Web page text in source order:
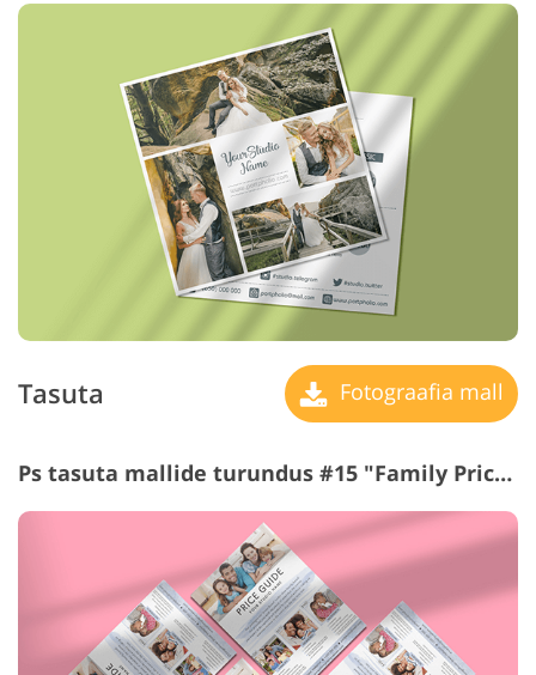
Tasuta Fotograafia mall
Ps tasuta mallide turundus #15 "Family Price Guide"